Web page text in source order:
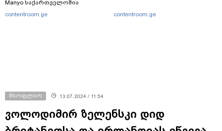
Manyo საქართველოშია
contentroom.ge
contentroom.ge
მსოფლიო 13.07.2024 / 11:54
ვოლოდიმირ ზელენსკი დიდ